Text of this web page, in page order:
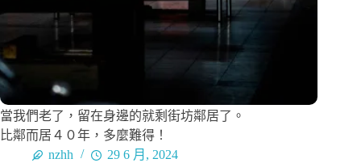
當我們老了，留在身邊的就剩街坊鄰居了。
比鄰而居４０年，多麼難得！
nzhh
29 6 月, 2024